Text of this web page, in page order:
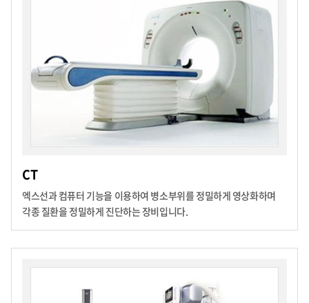
CT
엑스선과 컴퓨터 기능을 이용하여 병소부위를 정밀하게 영상화하며
각종 질환을 정밀하게 진단하는 장비입니다.